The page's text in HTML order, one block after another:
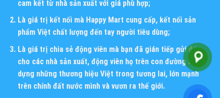
cam kết từ nhà sản xuất với giá phù hợp;
Là giá trị kết nối mà Happy Mart cung cấp, kết nối sản
phẩm Việt chất lượng đến tay người tiêu dùng;
Là giá trị chia sẻ động viên mà bạn đã gián tiếp gửi đến
cho các nhà sản xuất, động viên họ trên con đường xây
dựng những thương hiệu Việt trong tương lai, lớn mạnh
trên chính đất nước mình và vươn ra thế giới.